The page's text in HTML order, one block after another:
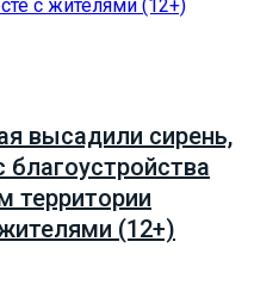
высадили сирень,
территории
(12+)